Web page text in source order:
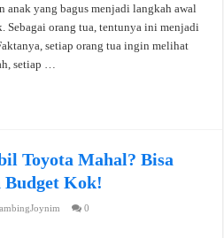
yang bagus menjadi langkah awal
Sebagai orang tua, tentunya ini menjadi
setiap orang tua ingin melihat
setiap …
Toyota Mahal? Bisa
Budget Kok!
0